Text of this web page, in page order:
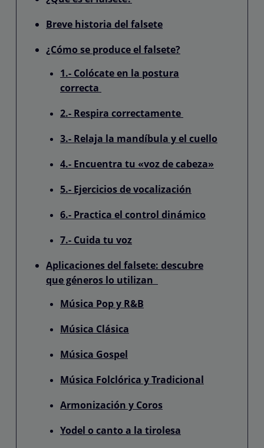
Breve historia del falsete
¿Cómo se produce el falsete?
1.- Colócate en la postura
correcta
2.- Respira correctamente
3.- Relaja la mandíbula y el cuello
4.- Encuentra tu «voz de cabeza»
5.- Ejercicios de vocalización
6.- Practica el control dinámico
7.- Cuida tu voz
Aplicaciones del falsete: descubre
que géneros lo utilizan
Música Pop y R&B
Música Clásica
Música Gospel
Música Folclórica y Tradicional
Armonización y Coros
Yodel o canto a la tirolesa